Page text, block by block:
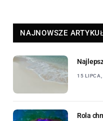
NAJNOWSZE
15
Rola